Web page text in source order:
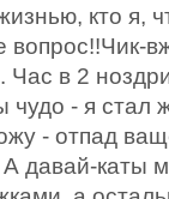
кто я,
в 2
чудо - я стал
- отпад
давай-каты